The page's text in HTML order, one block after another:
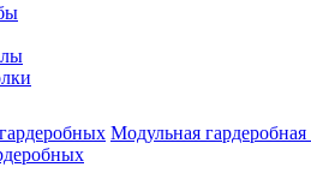
Модульная